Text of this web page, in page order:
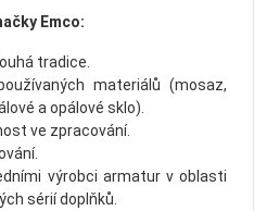
Emco:
tradice.
materiálů (mosaz,
a opálové sklo).
ve zpracování.
výrobci armatur v oblasti
sérií doplňků.